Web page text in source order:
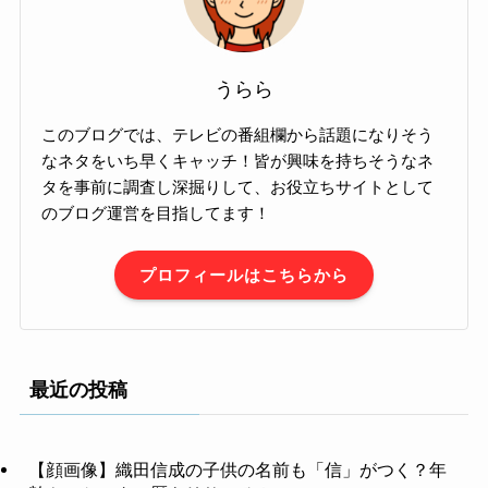
うらら
このブログでは、テレビの番組欄から話題になりそう
なネタをいち早くキャッチ！皆が興味を持ちそうなネ
タを事前に調査し深掘りして、お役立ちサイトとして
のブログ運営を目指してます！
プロフィールはこちらから
最近の投稿
【顔画像】織田信成の子供の名前も「信」がつく？年